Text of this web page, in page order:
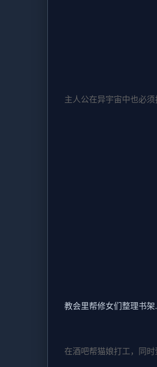
主人公在异宇宙中也必
教会里帮修女们整理书
在酒吧帮猫娘打工，同